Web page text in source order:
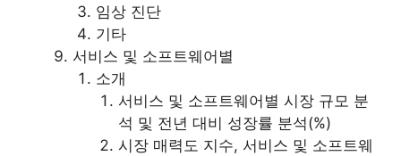
임상 진단
기타
서비스 및 소프트웨어별
소개
서비스 및 소프트웨어별 시장 규모 분
석 및 전년 대비 성장률 분석(%)
시장 매력도 지수, 서비스 및 소프트웨